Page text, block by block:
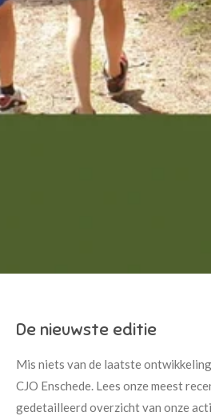
De nieuwste editie
Mis niets van de laatste
CJO Enschede. Lees onze meest
gedetailleerd overzicht van onze